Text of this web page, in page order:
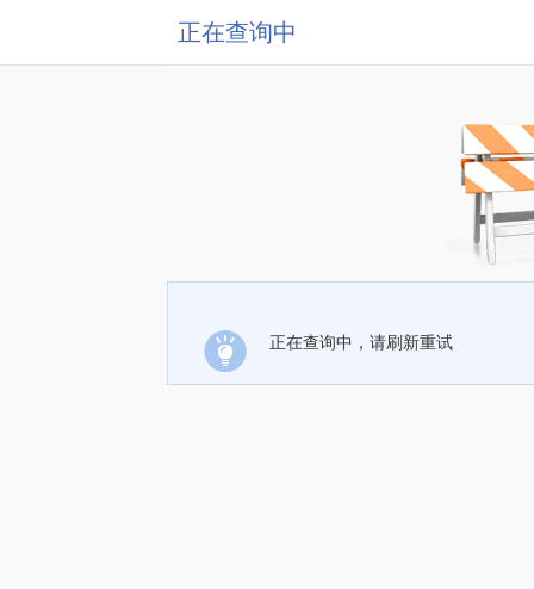
正在查询中
正在查询中，请刷新重试